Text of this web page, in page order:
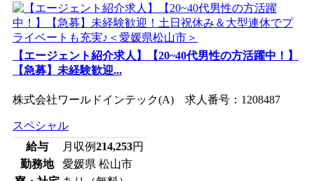
【エージェント紹介求人】【20~40代男性の方活躍中！】
【急募】未経験歓迎...
株式会社ワールドインテック(A) 求人番号：1208487
スペシャル
給与
月収例214,253円
勤務地
愛媛県 松山市